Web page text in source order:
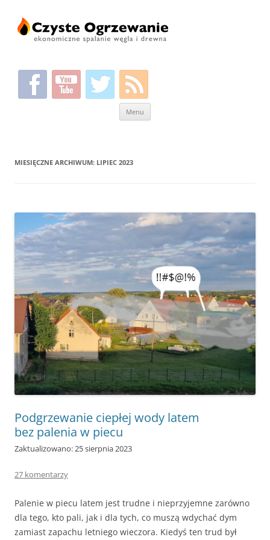
Menu
MIESIĘCZNE ARCHIWUM: LIPIEC 2023
Podgrzewanie ciepłej wody latem
bez palenia w piecu
Zaktualizowano: 25 sierpnia 2023
27 komentarzy
Palenie w piecu latem jest trudne i nieprzyjemne zarówno
dla tego, kto pali, jak i dla tych, co muszą wdychać dym
zamiast zapachu letniego wieczora. Kiedyś ten trud był